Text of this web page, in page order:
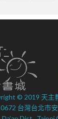
© 2019 天主
台灣台北市